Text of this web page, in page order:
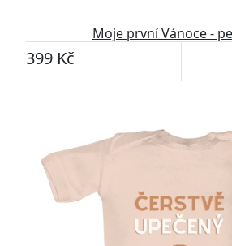
Moje první Vánoce -
399 Kč